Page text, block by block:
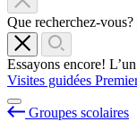
Que recherchez-vous?
Essayons encore!
Visites guidées
Groupes scolaires